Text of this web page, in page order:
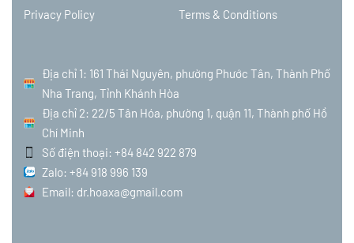
Privacy Policy
Terms & Conditions
Địa chỉ 1: 161 Thái Nguyên, phường Phước Tân, Thành Phố
Nha Trang, Tỉnh Khánh Hòa
Địa chỉ 2: 22/5 Tân Hóa, phường 1, quận 11, Thành phố Hồ
Chí Minh
Số điện thoại: +84 842 922 879
Zalo: +84 918 996 139
Email: dr.hoaxa@gmail.com